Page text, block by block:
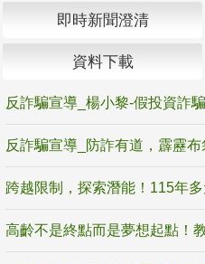
即時新聞澄清
資料下載
反詐騙宣導_楊小黎-假投資詐騙